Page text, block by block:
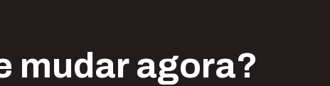
mudar agora?